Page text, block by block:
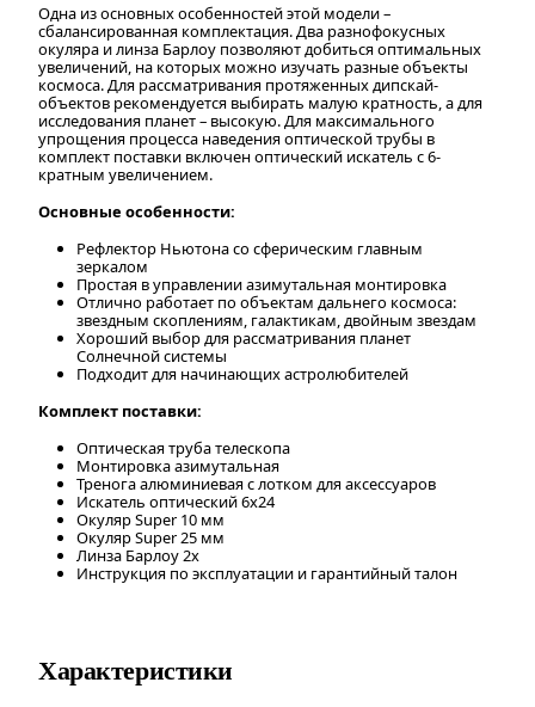
Одна из основных особенностей этой модели –
сбалансированная комплектация. Два разнофокусных
окуляра и линза Барлоу позволяют добиться оптимальных
увеличений, на которых можно изучать разные объекты
космоса. Для рассматривания протяженных дипскай-
объектов рекомендуется выбирать малую кратность, а для
исследования планет – высокую. Для максимального
упрощения процесса наведения оптической трубы в
комплект поставки включен оптический искатель с 6-
кратным увеличением.
Основные особенности:
Рефлектор Ньютона со сферическим главным
зеркалом
Простая в управлении азимутальная монтировка
Отлично работает по объектам дальнего космоса:
звездным скоплениям, галактикам, двойным звездам
Хороший выбор для рассматривания планет
Солнечной системы
Подходит для начинающих астролюбителей
Комплект поставки:
Оптическая труба телескопа
Монтировка азимутальная
Тренога алюминиевая с лотком для аксессуаров
Искатель оптический 6x24
Окуляр Super 10 мм
Окуляр Super 25 мм
Линза Барлоу 2х
Инструкция по эксплуатации и гарантийный талон
Характеристики